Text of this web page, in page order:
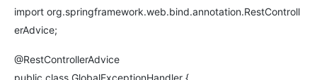
import org.springframework.web.bind.annotation.RestControll
erAdvice;
@RestControllerAdvice
public class GlobalExceptionHandler {